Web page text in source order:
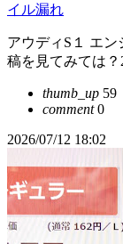
イル漏れ
アウディS１ エ
稿を見てみては？
thumb_up 59
comment0
2026/07/12 18:02